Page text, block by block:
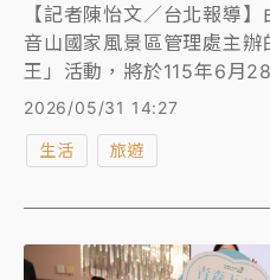
【記者陳怡文／台北報導
音山國家風景區管理處主
王」活動，將於115年6月
晚間6時30分至9時於野柳
2026/05/31 14:27
生活 旅遊